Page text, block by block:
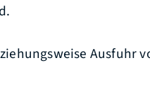
Ausfuhr